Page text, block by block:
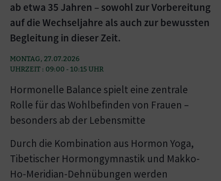
ab etwa 35 Jahren – sowohl zur Vorbereitung
auf die Wechseljahre als auch zur bewussten
Begleitung in dieser Zeit.
MONTAG, 27.07.2026
UHRZEIT : 09:00 - 10:15 UHR
Hormonelle Balance spielt eine zentrale
Rolle für das Wohlbefinden von Frauen –
besonders ab der Lebensmitte
Durch die Kombination aus Hormon Yoga,
Tibetischer Hormongymnastik und Makko-
Ho-Meridian-Dehnübungen werden